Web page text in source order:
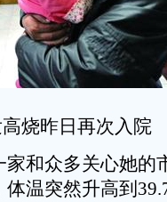
烧昨日再次入院
和众多关心她的
温突然升高到